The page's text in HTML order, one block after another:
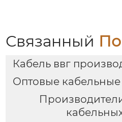
Связанный
Кабель ввг
Оптовые